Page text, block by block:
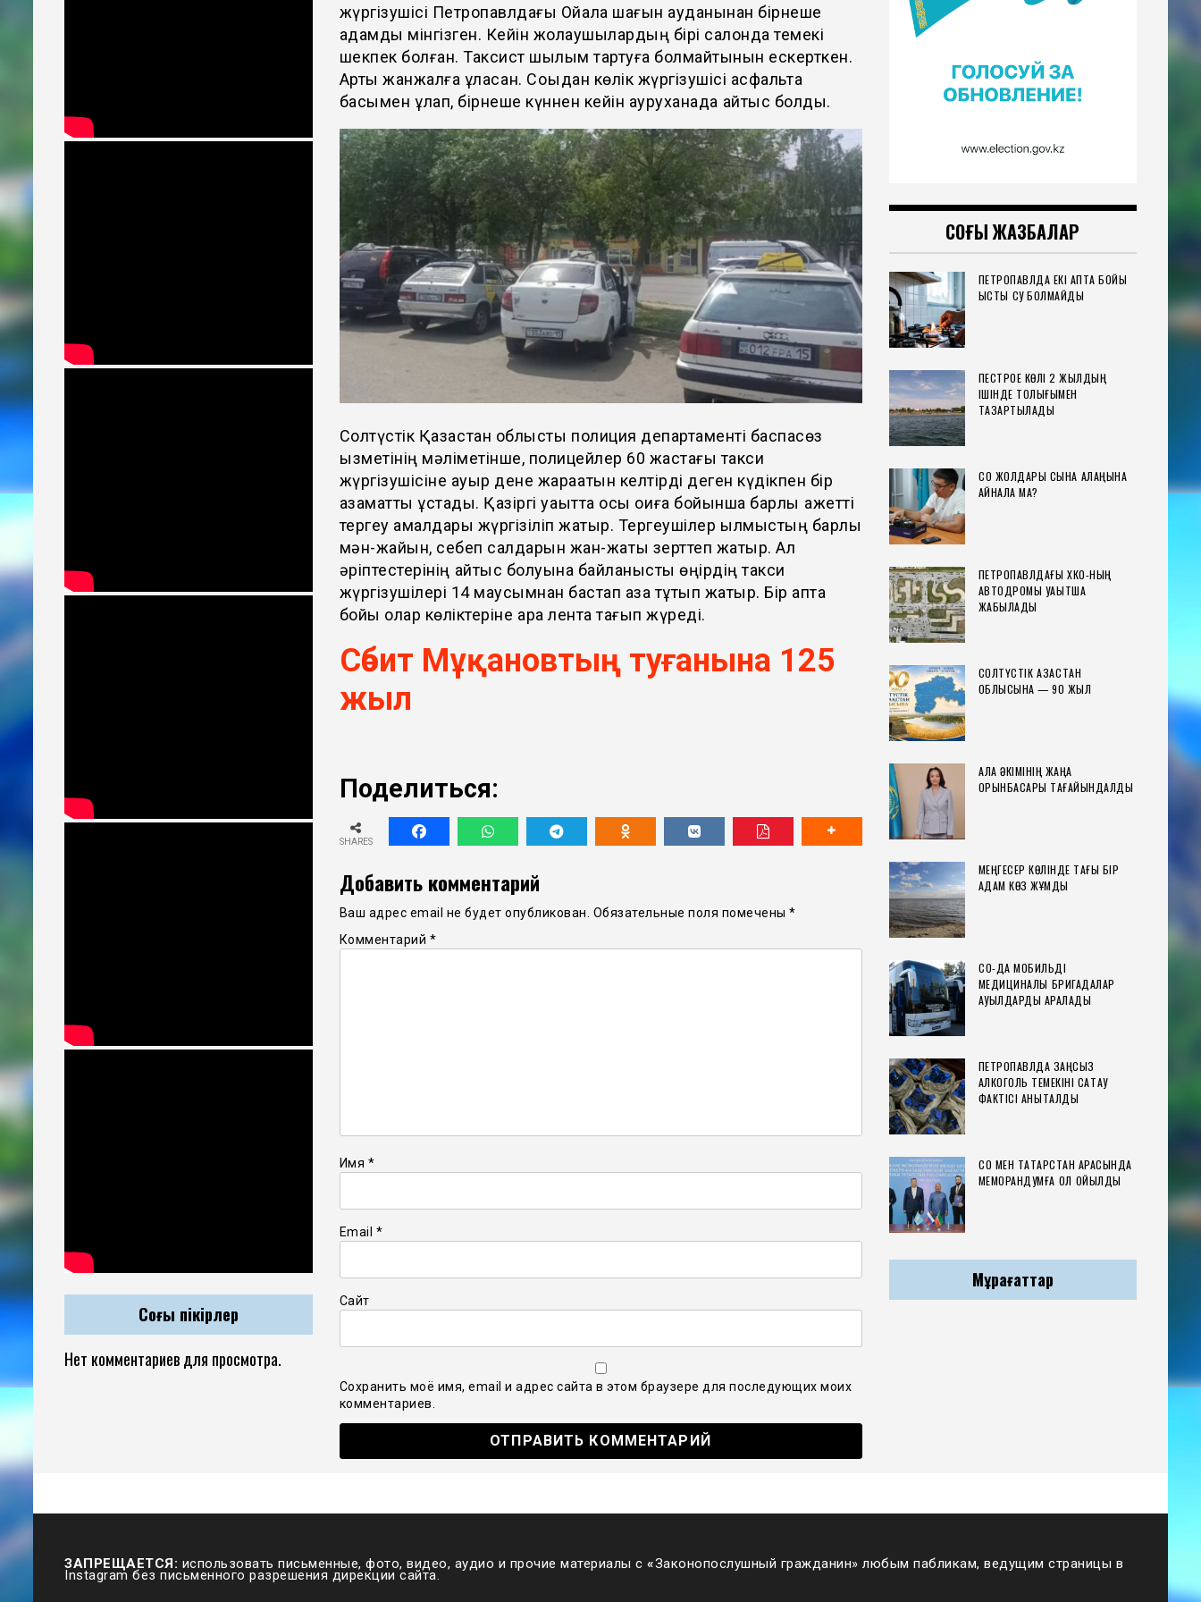
жүргізушісі Петропавлдағы Ойқала шағын ауданынан бірнеше
адамды мінгізген. Кейін жолаушылардың бірі салонда темекі
шекпек болған. Таксист шылым тартуға болмайтынын ескерткен.
Арты жанжалға ұласқан. Соққыдан көлік жүргізушісі асфальтқа
басымен құлап, бірнеше күннен кейін ауруханада қайтыс болды.
Солтүстік Қазақстан облыстық полиция департаменті баспасөз
қызметінің мәліметінше, полицейлер 60 жастағы такси
жүргізушісіне ауыр дене жарақатын келтірді деген күдікпен бір
азаматты ұстады. Қазіргі уақытта осы оқиға бойынша барлық қажетті
тергеу амалдары жүргізіліп жатыр. Тергеушілер қылмыстың барлық
мән-жайын, себеп салдарын жан-жақты зерттеп жатыр. Ал
әріптестерінің қайтыс болуына байланысты өңірдің такси
жүргізушілері 14 маусымнан бастап аза тұтып жатыр. Бір апта
бойы олар көліктеріне қара лента тағып жүреді.
Сәбит Мұқановтың туғанына 125
жыл
Поделиться:
SHARES
Добавить комментарий
Ваш адрес email не будет опубликован. Обязательные поля помечены *
Комментарий *
Имя *
Email *
Сайт
Сохранить моё имя, email и адрес сайта в этом браузере для последующих моих
комментариев.
Соңғы пікірлер
Нет комментариев для просмотра.
СОҢҒЫ ЖАЗБАЛАР
ПЕТРОПАВЛДА ЕКІ АПТА БОЙЫ
ЫСТЫҚ СУ БОЛМАЙДЫ
ПЕСТРОЕ КӨЛІ 2 ЖЫЛДЫҢ
ІШІНДЕ ТОЛЫҒЫМЕН
ТАЗАРТЫЛАДЫ
СҚО ЖОЛДАРЫ СЫНАҚ АЛАҢЫНА
АЙНАЛА МА?
ПЕТРОПАВЛДАҒЫ ХҚКО-НЫҢ
АВТОДРОМЫ УАҚЫТША
ЖАБЫЛАДЫ
СОЛТҮСТІК ҚАЗАҚСТАН
ОБЛЫСЫНА — 90 ЖЫЛ
ҚАЛА ӘКІМІНІҢ ЖАҢА
ОРЫНБАСАРЫ ТАҒАЙЫНДАЛДЫ
МЕҢГЕСЕР КӨЛІНДЕ ТАҒЫ БІР
АДАМ КӨЗ ЖҰМДЫ
СҚО-ДА МОБИЛЬДІ
МЕДИЦИНАЛЫҚ БРИГАДАЛАР
АУЫЛДАРДЫ АРАЛАДЫ
ПЕТРОПАВЛДА ЗАҢСЫЗ
АЛКОГОЛЬ ТЕМЕКІНІ САҚТАУ
ФАКТІСІ АНЫҚТАЛДЫ
СҚО МЕН ТАТАРСТАН АРАСЫНДА
МЕМОРАНДУМҒА ҚОЛ ҚОЙЫЛДЫ
Мұрағаттар
ЗАПРЕЩАЕТСЯ: использовать письменные, фото, видео, аудио и прочие материалы с «Законопослушный гражданин» любым пабликам, ведущим страницы в
Instagram без письменного разрешения дирекции сайта.